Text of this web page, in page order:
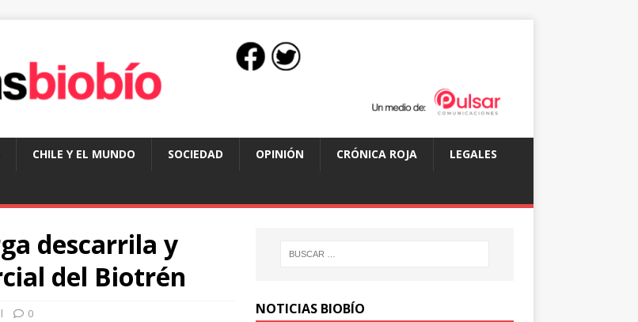
CHILE Y EL MUNDO SOCIEDAD OPINIÓN CRÓNICA ROJA LEGALES
descarrila y
del Biotrén
0 NOTICIAS BIOBÍO